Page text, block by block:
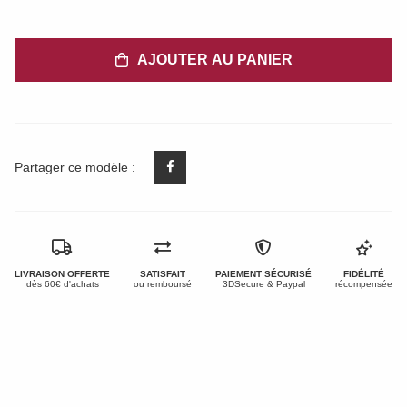
AJOUTER AU PANIER
Partager ce modèle :
LIVRAISON OFFERTE
dès 60€ d'achats
SATISFAIT
ou remboursé
PAIEMENT SÉCURISÉ
3DSecure & Paypal
FIDÉLITÉ
récompensée